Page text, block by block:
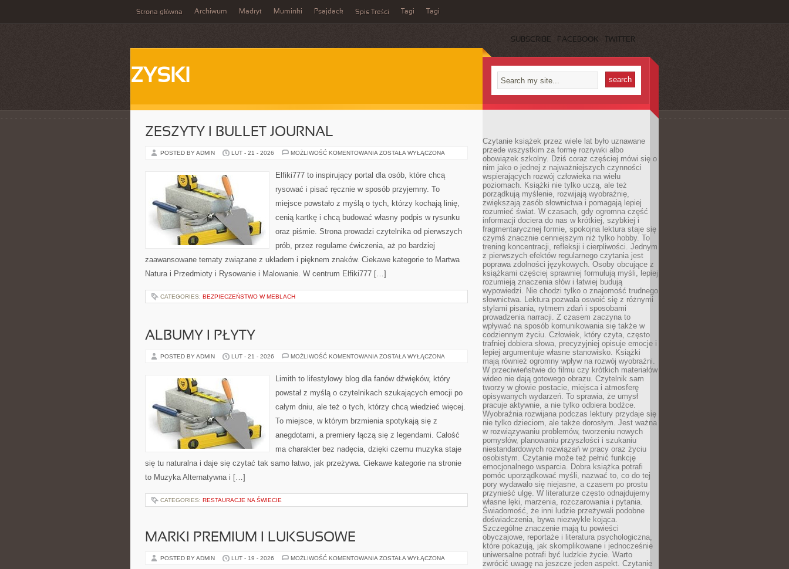
Strona główna Archiwum Madryt Muminki Psajdack Spis Treści Tagi Tagi
SUBSCRIBE FACEBOOK TWITTER
ZYSKI
ZESZYTY I BULLET JOURNAL
POSTED BY ADMIN LUT - 21 - 2026 MOŻLIWOŚĆ KOMENTOWANIA ZESZYTY
JOURNAL
ZOSTAŁA WYŁĄCZONA
Elfiki777 to inspirujący portal dla osób, które chcą
rysować i pisać ręcznie w sposób przyjemny. To
miejsce powstało z myślą o tych, którzy kochają linię,
cenią kartkę i chcą budować własny podpis w rysunku
oraz piśmie. Strona prowadzi czytelnika od pierwszych
prób, przez regularne ćwiczenia, aż po bardziej
zaawansowane tematy związane z układem i pięknem znaków. Ciekawe kategorie to Martwa
Natura i Przedmioty i Rysowanie i Malowanie. W centrum Elfiki777 […]
CATEGORIES: BEZPIECZEŃSTWO W MEBLACH
ALBUMY I PŁYTY
POSTED BY ADMIN LUT - 21 - 2026 MOŻLIWOŚĆ KOMENTOWANIA ALBUMY
ZOSTAŁA WYŁĄCZONA
Limith to lifestylowy blog dla fanów dźwięków, który
powstał z myślą o czytelnikach szukających emocji po
całym dniu, ale też o tych, którzy chcą wiedzieć więcej.
To miejsce, w którym brzmienia spotykają się z
anegdotami, a premiery łączą się z legendami. Całość
ma charakter bez nadęcia, dzięki czemu muzyka staje
się tu naturalna i daje się czytać tak samo łatwo, jak przeżywa. Ciekawe kategorie na stronie
to Muzyka Alternatywna i […]
CATEGORIES: RESTAURACJE NA ŚWIECIE
MARKI PREMIUM I LUKSUSOWE
POSTED BY ADMIN LUT - 19 - 2026 MOŻLIWOŚĆ KOMENTOWANIA MARKI
ZOSTAŁA WYŁĄCZONA
Czytanie książek przez wiele lat było uznawane
przede wszystkim za formę rozrywki albo
obowiązek szkolny. Dziś coraz częściej mówi się o
nim jako o jednej z najważniejszych czynności
wspierających rozwój człowieka na wielu
poziomach. Książki nie tylko uczą, ale też
porządkują myślenie, rozwijają wyobraźnię,
zwiększają zasób słownictwa i pomagają lepiej
rozumieć świat. W czasach, gdy ogromna część
informacji dociera do nas w krótkiej, szybkiej i
fragmentarycznej formie, spokojna lektura staje się
czymś znacznie cenniejszym niż tylko hobby. To
trening koncentracji, refleksji i cierpliwości. Jednym
z pierwszych efektów regularnego czytania jest
poprawa zdolności językowych. Osoby obcujące z
książkami częściej sprawniej formułują myśli, lepiej
rozumieją znaczenia słów i łatwiej budują
wypowiedzi. Nie chodzi tylko o znajomość trudnego
słownictwa. Lektura pozwala oswoić się z różnymi
stylami pisania, rytmem zdań i sposobami
prowadzenia narracji. Z czasem zaczyna to
wpływać na sposób komunikowania się także w
codziennym życiu. Człowiek, który czyta, często
trafniej dobiera słowa, precyzyjniej opisuje emocje i
lepiej argumentuje własne stanowisko. Książki
mają również ogromny wpływ na rozwój wyobraźni.
W przeciwieństwie do filmu czy krótkich materiałów
wideo nie dają gotowego obrazu. Czytelnik sam
tworzy w głowie postacie, miejsca i atmosferę
opisywanych wydarzeń. To sprawia, że umysł
pracuje aktywnie, a nie tylko odbiera bodźce.
Wyobraźnia rozwijana podczas lektury przydaje się
nie tylko dzieciom, ale także dorosłym. Jest ważna
w rozwiązywaniu problemów, tworzeniu nowych
pomysłów, planowaniu przyszłości i szukaniu
niestandardowych rozwiązań w pracy oraz życiu
osobistym. Czytanie może też pełnić funkcję
emocjonalnego wsparcia. Dobra książka potrafi
pomóc uporządkować myśli, nazwać to, co do tej
pory wydawało się niejasne, a czasem po prostu
przynieść ulgę. W literaturze często odnajdujemy
własne lęki, marzenia, rozczarowania i pytania.
Świadomość, że inni ludzie przeżywali podobne
doświadczenia, bywa niezwykle kojąca.
Szczególne znaczenie mają tu powieści
obyczajowe, reportaże i literatura psychologiczna,
które pokazują, jak skomplikowane i jednocześnie
uniwersalne potrafi być ludzkie życie. Warto
zwrócić uwagę na jeszcze jeden aspekt. Czytanie